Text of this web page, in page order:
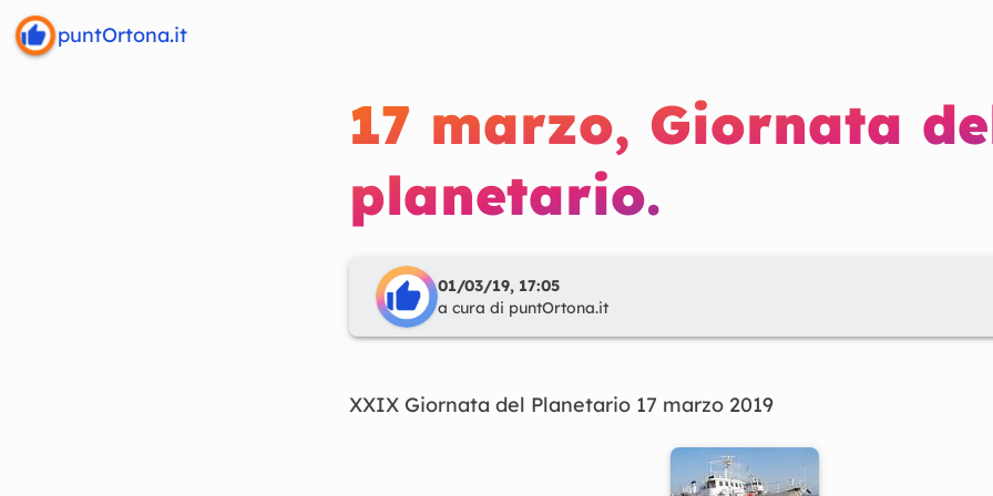
17 marzo, Giornata
planetario.
01/03/19, 17:05
a cura di puntOrtona.it
XXIX Giornata del Planetario 17 marzo 2019
puntOrtona.it